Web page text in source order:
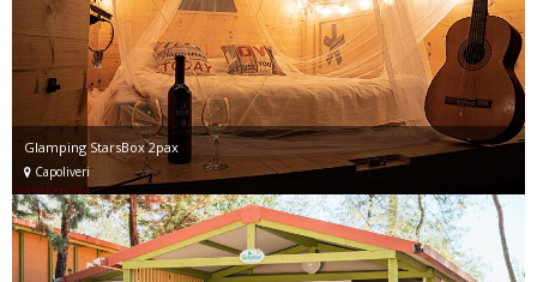
Glamping StarsBox 2pax
Capoliveri